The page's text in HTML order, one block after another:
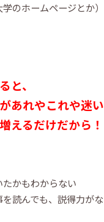
学のホームページとか）
と、
あれやこれや迷い
えるだけだから！
かもわからない
読んでも、説得力が